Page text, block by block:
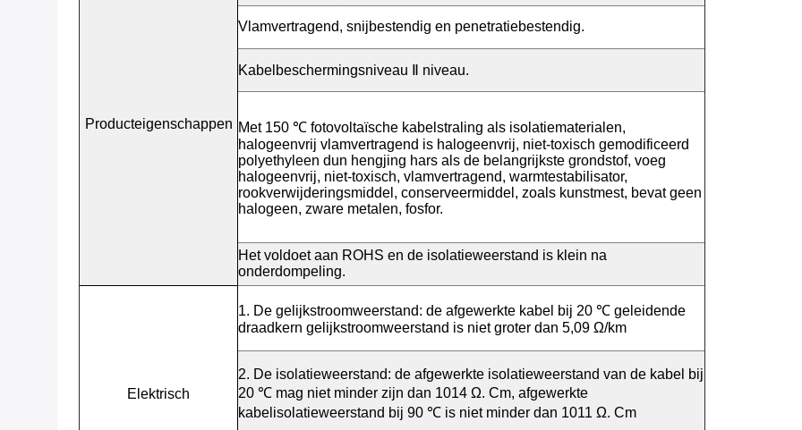
Producteigenschappen
Vlamvertragend, snijbestendig en penetratiebestendig.
Kabelbeschermingsniveau Ⅱ niveau.
Met 150 ℃ fotovoltaïsche kabelstraling als isolatiematerialen,
halogeenvrij vlamvertragend is halogeenvrij, niet-toxisch gemodificeerd
polyethyleen dun hengjing hars als de belangrijkste grondstof, voeg
halogeenvrij, niet-toxisch, vlamvertragend, warmtestabilisator,
rookverwijderingsmiddel, conserveermiddel, zoals kunstmest, bevat geen
halogeen, zware metalen, fosfor.
Het voldoet aan ROHS en de isolatieweerstand is klein na
onderdompeling.
Elektrisch
1. De gelijkstroomweerstand: de afgewerkte kabel bij 20 ℃ geleidende
draadkern gelijkstroomweerstand is niet groter dan 5,09 Ω/km
2. De isolatieweerstand: de afgewerkte isolatieweerstand van de kabel bij
20 ℃ mag niet minder zijn dan 1014 Ω. Cm, afgewerkte
kabelisolatieweerstand bij 90 ℃ is niet minder dan 1011 Ω. Cm